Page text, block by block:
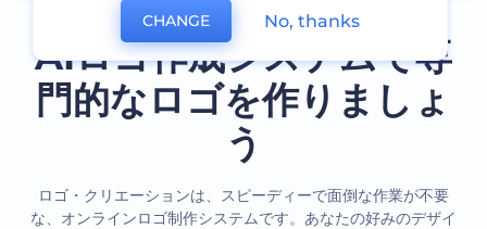
AIロゴ作成システムで専
門的なロゴを作りましょ
う
ロゴ・クリエーションは、スピーディーで面倒な作業が不要
な、オンラインロゴ制作システムです。あなたの好みのデザイ
CHANGE No, thanks